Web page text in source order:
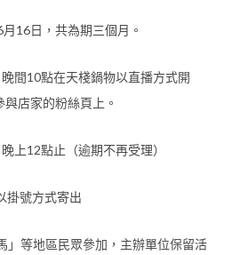
16日，共為期三個月。
間10點在天棧鍋物以直播方式開
店家的粉絲頁上。
上12點止（逾期不再受理）
掛號方式寄出
」等地區民眾參加，主辦單位保留活